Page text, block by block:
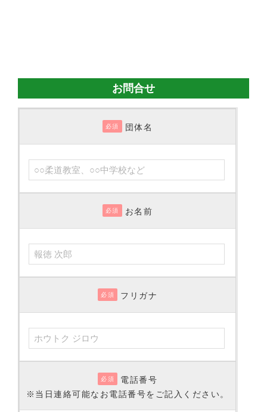
お問合せ
必須 団体名
必須 お名前
必須 フリガナ
必須
電話番号
※当日連絡可能なお電話番号をご記入ください。